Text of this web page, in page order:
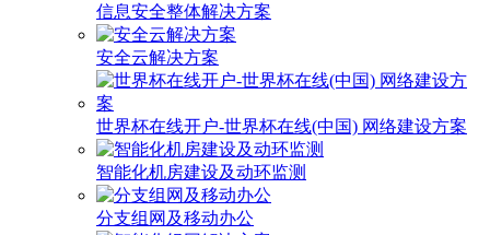
信息安全整体解决方案
安全云解决方案
世界杯在线开户-世界杯在线(中国) 网络建设方案
智能化机房建设及动环监测
分支组网及移动办公